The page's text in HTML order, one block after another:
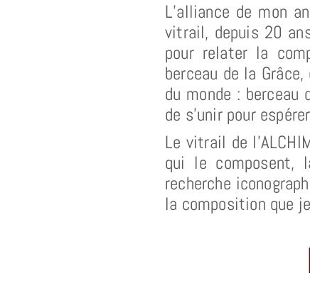
L’alliance de mon
vitrail, depuis 20
pour relater la
berceau de la
du monde :
de s’unir pour
Le vitrail de
qui le composent,
recherche
la composition que